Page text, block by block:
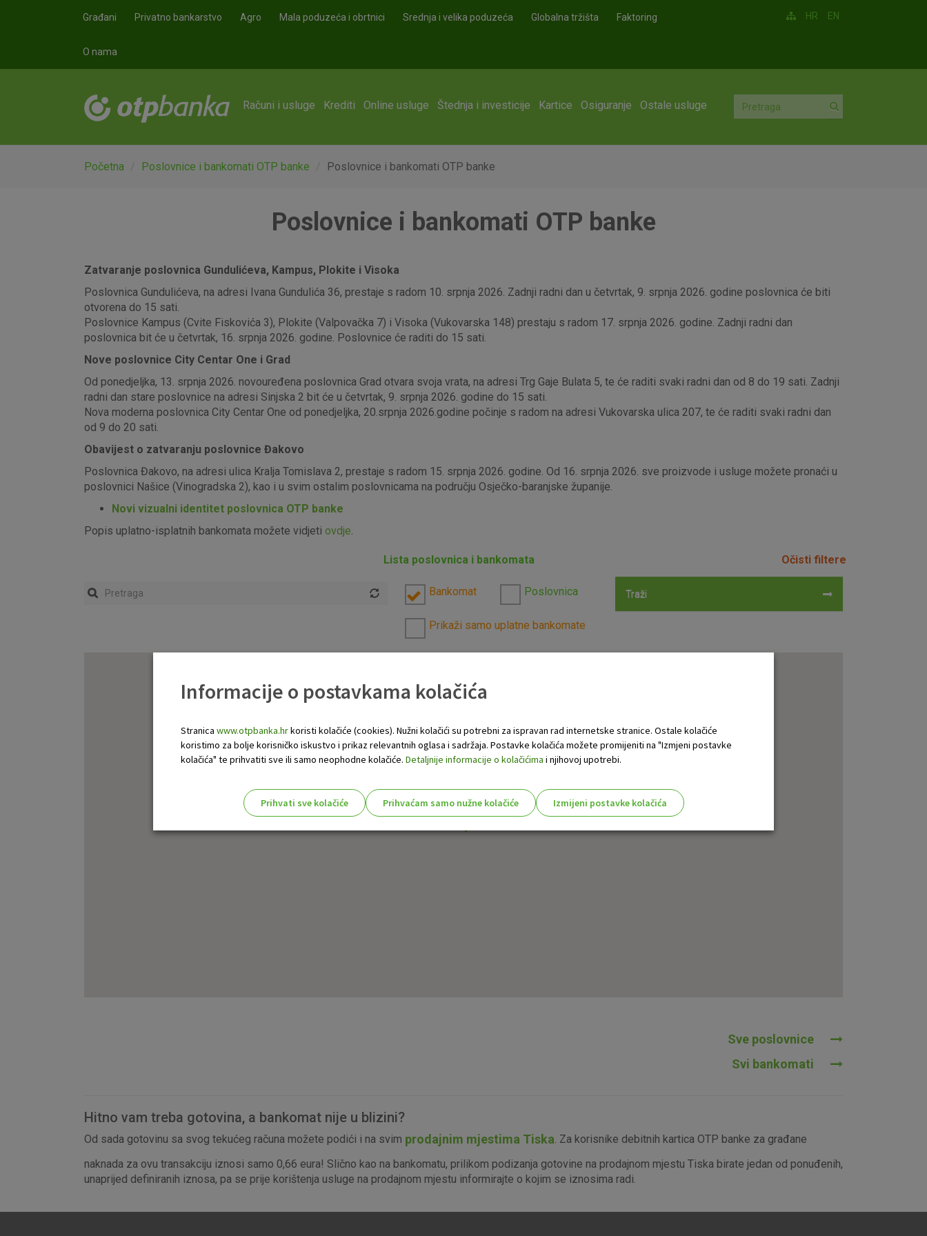
Građani Privatno bankarstvo Agro Mala poduzeća i obrtnici Srednja i velika poduzeća Globalna tržišta Faktoring
O nama
HR EN
Računi i usluge Krediti Online usluge Štednja i investicije Kartice Osiguranje Ostale usluge
Početna Poslovnice i bankomati OTP banke Poslovnice i bankomati OTP banke
Poslovnice i bankomati OTP banke
Zatvaranje poslovnica Gundulićeva, Kampus, Plokite i Visoka
Poslovnica Gundulićeva, na adresi Ivana Gundulića 36, prestaje s radom 10. srpnja 2026. Zadnji radni dan u četvrtak, 9. srpnja 2026. godine poslovnica će biti
otvorena do 15 sati.
Poslovnice Kampus (Cvite Fiskovića 3), Plokite (Valpovačka 7) i Visoka (Vukovarska 148) prestaju s radom 17. srpnja 2026. godine. Zadnji radni dan
poslovnica bit će u četvrtak, 16. srpnja 2026. godine. Poslovnice će raditi do 15 sati.
Nove poslovnice City Centar One i Grad
Od ponedjeljka, 13. srpnja 2026. novouređena poslovnica Grad otvara svoja vrata, na adresi Trg Gaje Bulata 5, te će raditi svaki radni dan od 8 do 19 sati. Zadnji
radni dan stare poslovnice na adresi Sinjska 2 bit će u četvrtak, 9. srpnja 2026. godine do 15 sati.
Nova moderna poslovnica City Centar One od ponedjeljka, 20.srpnja 2026.godine počinje s radom na adresi Vukovarska ulica 207, te će raditi svaki radni dan
od 9 do 20 sati.
Obavijest o zatvaranju poslovnice Đakovo
Poslovnica Đakovo, na adresi ulica Kralja Tomislava 2, prestaje s radom 15. srpnja 2026. godine. Od 16. srpnja 2026. sve proizvode i usluge možete pronaći u
poslovnici Našice (Vinogradska 2), kao i u svim ostalim poslovnicama na području Osječko-baranjske županije.
Novi vizualni identitet poslovnica OTP banke
Popis uplatno-isplatnih bankomata možete vidjeti ovdje.
Lista poslovnica i bankomata Očisti filtere
Bankomat Poslovnica Traži
Prikaži samo uplatne bankomate
Sve poslovnice
Svi bankomati
Hitno vam treba gotovina, a bankomat nije u blizini?
Od sada gotovinu sa svog tekućeg računa možete podići i na svim prodajnim mjestima Tiska. Za korisnike debitnih kartica OTP banke za građane
naknada za ovu transakciju iznosi samo 0,66 eura! Slično kao na bankomatu, prilikom podizanja gotovine na prodajnom mjestu Tiska birate jedan od ponuđenih,
unaprijed definiranih iznosa, pa se prije korištenja usluge na prodajnom mjestu informirajte o kojim se iznosima radi.
Informacije o postavkama kolačića
Stranica www.otpbanka.hrkoristi kolačiće (cookies). Nužni kolačići su potrebni za ispravan rad internetske stranice. Ostale kolačiće
koristimo za bolje korisničko iskustvo i prikaz relevantnih oglasa i sadržaja. Postavke kolačića možete promijeniti na "Izmjeni postavke
kolačića" te prihvatiti sve ili samo neophodne kolačiće. Detaljnije informacije o kolačićima i njihovoj upotrebi.
Prihvati sve kolačiće Prihvaćam samo nužne kolačiće
Izmijeni postavke kolačića
Marketinški